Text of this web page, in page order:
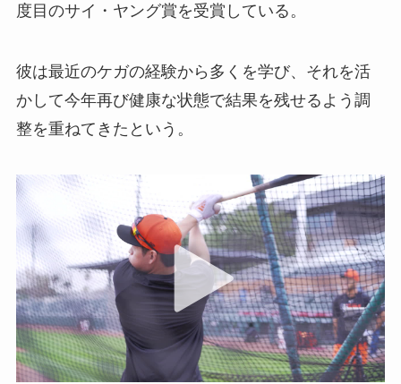
度目のサイ・ヤング賞を受賞している。
彼は最近のケガの経験から多くを学び、それを活
かして今年再び健康な状態で結果を残せるよう調
整を重ねてきたという。